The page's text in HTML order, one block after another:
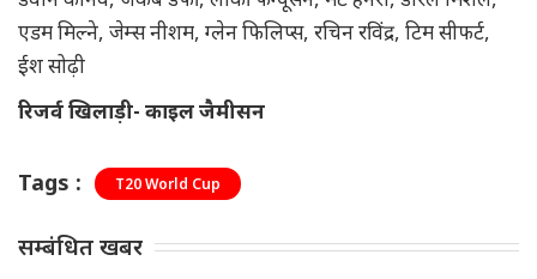
एडम मिल्ने, जेम्स नीशम, ग्लेन फिलिप्स, रचिन रविंद्र, टिम सीफर्ट,
ईश सोढ़ी
रिजर्व खिलाड़ी- काइल जैमीसन
Tags : T20 World Cup
सम्बंधित खबर